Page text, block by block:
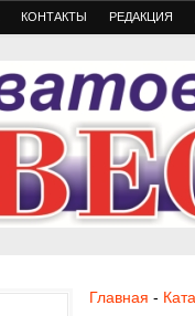
КОНТАКТЫ РЕДАКЦИЯ
Главная -